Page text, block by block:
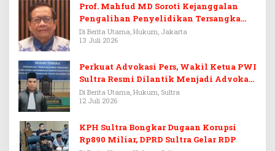
Prof. Mahfud MD Soroti Kejanggalan
Pengalihan Penyelidikan Tersangka
Febrie Adriansyah
Di Berita Utama, Hukum, Jakarta
13 Juli 2026
Perkuat Advokasi Pers, Wakil Ketua PWI
Sultra Resmi Dilantik Menjadi Advokat
PERADI
Di Berita Utama, Hukum, Sultra
12 Juli 2026
KPH Sultra Bongkar Dugaan Korupsi
Rp890 Miliar, DPRD Sultra Gelar RDP